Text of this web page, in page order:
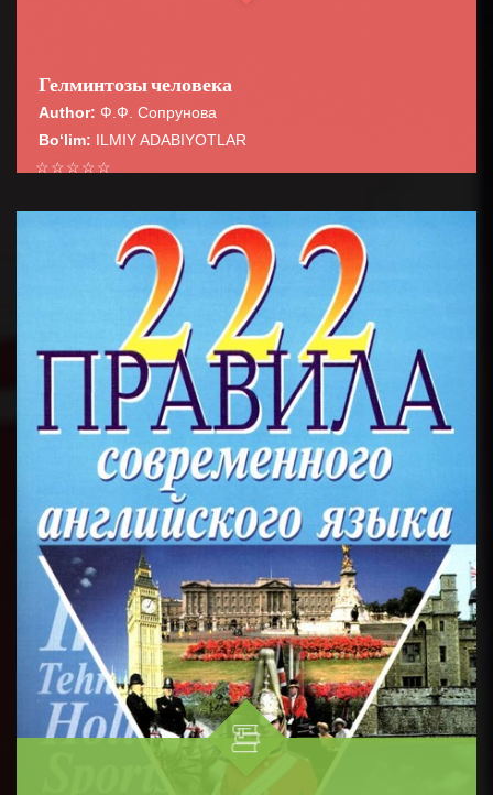
Гелминтозы человека
Author: Ф.Ф. Сопрунова
Bo‘lim: ILMIY ADABIYOTLAR
☆
☆
☆
☆
☆
В монографии освещены вопросы медицинской
гельминтологии, обще» эпидемиологии,
сероэпидемиолопш и лабораторной диагности...
BATAFSIL...